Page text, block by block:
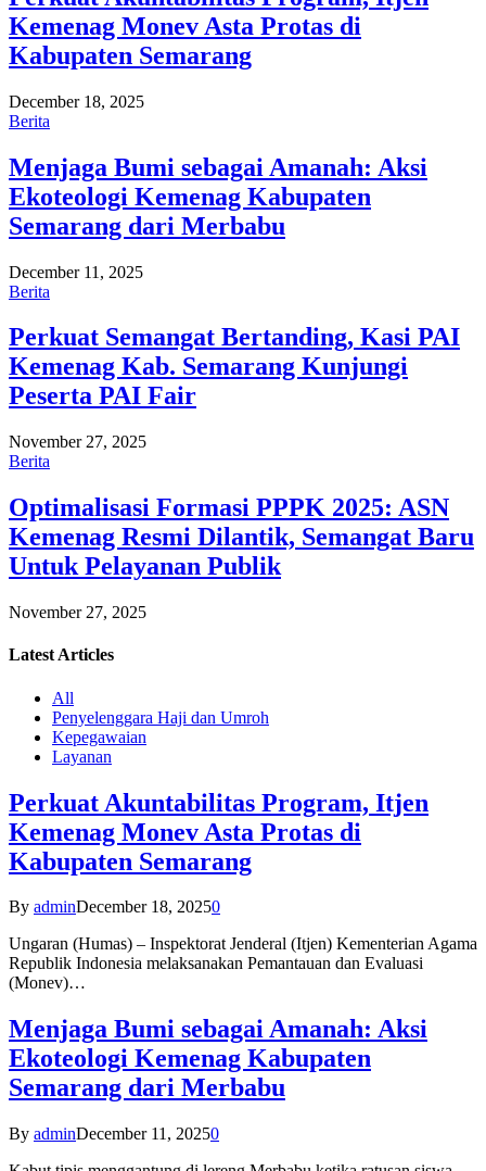
Kemenag Monev Asta Protas di
Kabupaten Semarang
December 18, 2025
Berita
Menjaga Bumi sebagai Amanah: Aksi
Ekoteologi Kemenag Kabupaten
Semarang dari Merbabu
December 11, 2025
Berita
Perkuat Semangat Bertanding, Kasi PAI
Kemenag Kab. Semarang Kunjungi
Peserta PAI Fair
November 27, 2025
Berita
Optimalisasi Formasi PPPK 2025: ASN
Kemenag Resmi Dilantik, Semangat Baru
Untuk Pelayanan Publik
November 27, 2025
Latest Articles
All
Penyelenggara Haji dan Umroh
Kepegawaian
Layanan
Perkuat Akuntabilitas Program, Itjen
Kemenag Monev Asta Protas di
Kabupaten Semarang
By adminDecember 18, 20250
Ungaran (Humas) – Inspektorat Jenderal (Itjen) Kementerian Agama
Republik Indonesia melaksanakan Pemantauan dan Evaluasi
(Monev)…
Menjaga Bumi sebagai Amanah: Aksi
Ekoteologi Kemenag Kabupaten
Semarang dari Merbabu
By adminDecember 11, 20250